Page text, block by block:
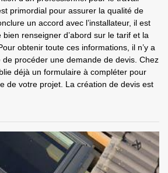
primordial pour assurer la qualité de
un accord avec l’installateur, il est
renseigner d’abord sur le tarif et la
obtenir toute ces informations, il n’y a
de procéder une demande de devis. Chez
déjà un formulaire à compléter pour
de votre projet. La création de devis est